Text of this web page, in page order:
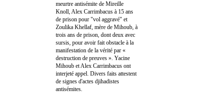
meurtre antisémite de Mireille
Knoll, Alex Carrimbacus à 15 ans
de prison pour "vol aggravé" et
Zoulika Khellaf, mère de Mihoub, à
trois ans de prison, dont deux avec
sursis, pour avoir fait obstacle à la
manifestation de la vérité par «
destruction de preuves ». Yacine
Mihoub et Alex Carrimbacus ont
interjeté appel. Divers faits attestent
de signes d'actes djihadistes
antisémites.